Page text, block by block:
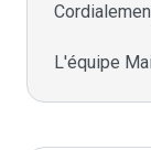
L'équipe